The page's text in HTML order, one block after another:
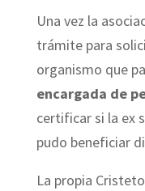
Una vez la
trámite para
organismo que
encargada de
certificar si la ex
pudo beneficiar
La propia